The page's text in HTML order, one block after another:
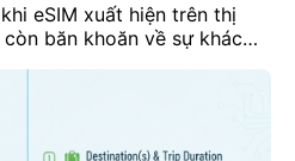
eSIM xuất hiện trên thị
băn khoăn về sự khác
nhu cầu sử dụng dữ […]